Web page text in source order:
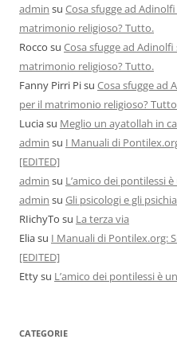
admin su Cosa sfugge ad
matrimonio religioso? Tutto.
Rocco su Cosa sfugge ad
matrimonio religioso? Tutto.
Fanny Pirri Pisu Cosa sfugge ad
per il matrimonio religioso?
Luciasu Meglio un ayatollah in
admin su I Manuali di
[EDITED]
admin su L’amico dei pontilessi
admin su Gli psicologi e gli
RIichyTo su La terza via
Eliasu I Manuali di Pontilex.org:
[EDITED]
Ettysu L’amico dei pontilessi è
CATEGORIE